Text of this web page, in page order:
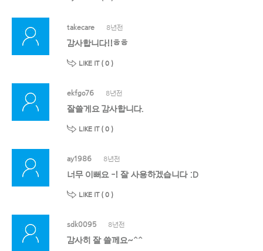
takecare 8년전
감사합니다!!ㅎㅎ
LIKE IT ( 0 )
ekfgo76 8년전
잘쓸게요 감사합니다.
LIKE IT ( 0 )
ay1986 8년전
너무 이뻐요 -! 잘 사용하겠습니다 :D
LIKE IT ( 0 )
sdk0095 8년전
감사히 잘 쓸께요~^^